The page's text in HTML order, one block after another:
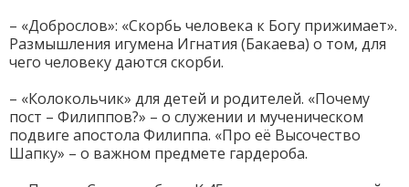
– «Доброслов»: «Скорбь человека к Богу прижимает».
Размышления игумена Игнатия (Бакаева) о том, для
чего человеку даются скорби.
– «Колокольчик» для детей и родителей. «Почему
пост – Филиппов?» – о служении и мученическом
подвиге апостола Филиппа. «Про её Высочество
Шапку» – о важном предмете гардероба.